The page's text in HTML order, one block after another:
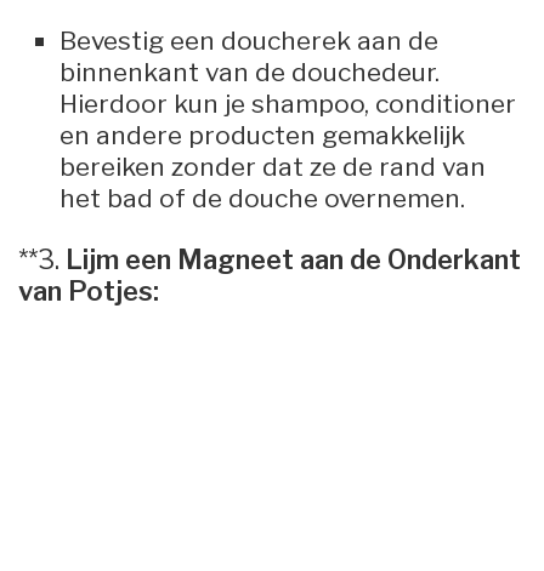
Bevestig een doucherek aan de
binnenkant van de douchedeur.
Hierdoor kun je shampoo, conditioner
en andere producten gemakkelijk
bereiken zonder dat ze de rand van
het bad of de douche overnemen.
**3. Lijm een Magneet aan de Onderkant
van Potjes: